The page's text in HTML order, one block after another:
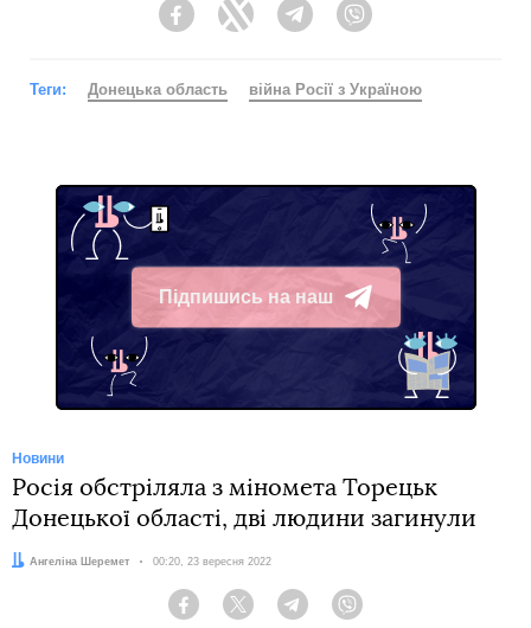
FacebookTwitter Telegram
Теги: Донецька область війна Росії з Україною
Підпишись на наш
Telegram
Новини
Росія обстріляла з міномета Торецьк
Донецької області, дві людини загинули
Автор:
Ангеліна Шеремет Дата:
00:20, 23 вересня 2022
Facebook Twitter Telegram